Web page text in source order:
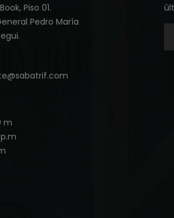
Piso 01.
Pedro María
m